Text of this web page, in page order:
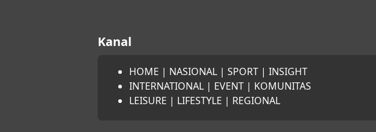
Kanal
HOME | NASIONAL | SPORT | INSIGHT
INTERNATIONAL | EVENT | KOMUNITAS
LEISURE | LIFESTYLE | REGIONAL